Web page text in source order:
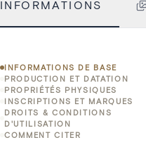
INFORMATIONS
INFORMATIONS DE BASE
PRODUCTION ET DATATION
PROPRIÉTÉS PHYSIQUES
INSCRIPTIONS ET MARQUES
DROITS & CONDITIONS
D'UTILISATION
COMMENT CITER